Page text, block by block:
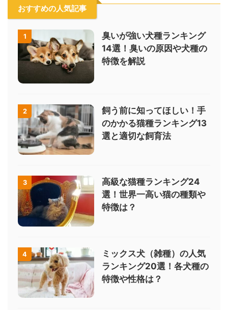
おすすめの人気記事
1
臭いが強い犬種ランキング
14選！臭いの原因や犬種の
特徴を解説
2
飼う前に知ってほしい！手
のかかる猫種ランキング13
選と適切な飼育法
3
高級な猫種ランキング24
選！世界一高い猫の種類や
特徴は？
4
ミックス犬（雑種）の人気
ランキング20選！各犬種の
特徴や性格は？